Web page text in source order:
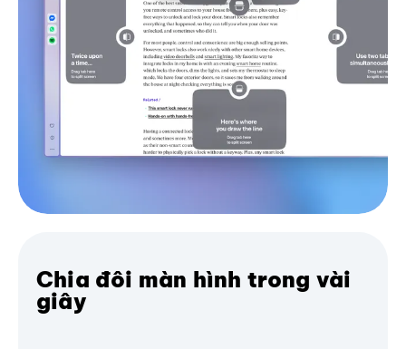
Chia đôi màn hình trong vài
giây